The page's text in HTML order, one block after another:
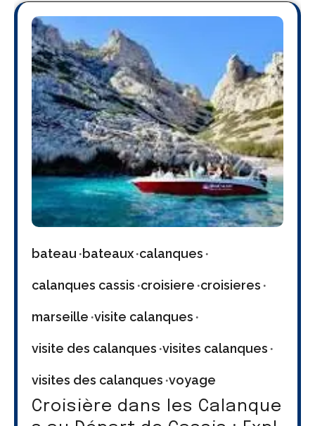
bateau bateaux calanques
calanques cassis croisiere croisieres
marseille visite calanques
visite des calanques visites calanques
visites des calanques voyage
Croisière dans les Calanque